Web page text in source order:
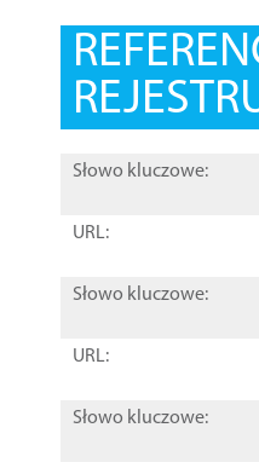
Słowo kluczowe:
URL:
Słowo kluczowe:
URL:
Słowo kluczowe: